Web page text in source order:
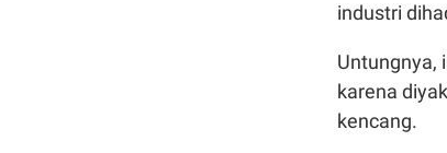
industri
Untungnya,
karena
kencang.